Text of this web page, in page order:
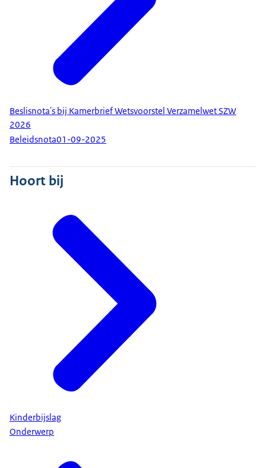
Beslisnota's bij Kamerbrief Wetsvoorstel Verzamelwet SZW
2026
Beleidsnota01-09-2025
Hoort bij
Kinderbijslag
Onderwerp